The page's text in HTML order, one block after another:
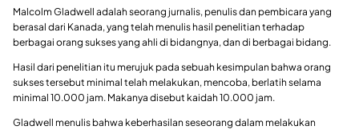
Malcolm Gladwell adalah seorang jurnalis, penulis dan pembicara yang
berasal dari Kanada, yang telah menulis hasil penelitian terhadap
berbagai orang sukses yang ahli di bidangnya, dan di berbagai bidang.
Hasil dari penelitian itu merujuk pada sebuah kesimpulan bahwa orang
sukses tersebut minimal telah melakukan, mencoba, berlatih selama
minimal 10.000 jam. Makanya disebut kaidah 10.000 jam.
Gladwell menulis bahwa keberhasilan seseorang dalam melakukan